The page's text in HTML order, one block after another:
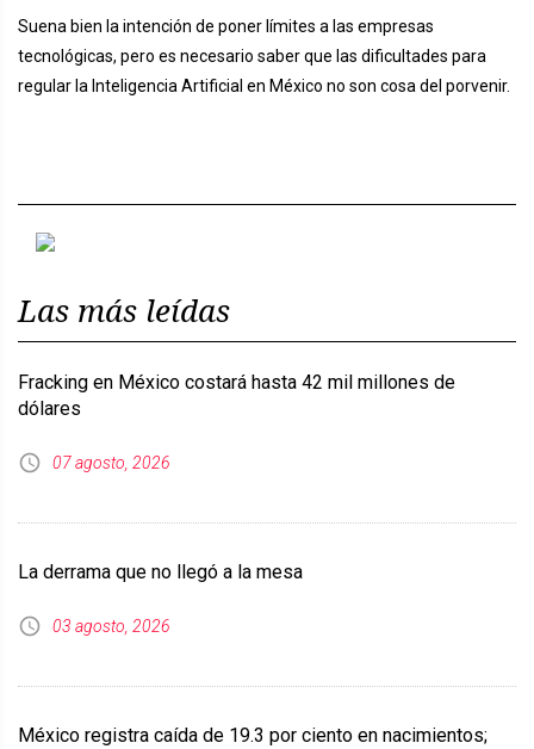
Suena bien la intención de poner límites a las empresas
tecnológicas, pero es necesario saber que las dificultades para
regular la Inteligencia Artificial en México no son cosa del porvenir.
Las más leídas
Fracking en México costará hasta 42 mil millones de
dólares
07 agosto, 2026
La derrama que no llegó a la mesa
03 agosto, 2026
México registra caída de 19.3 por ciento en nacimientos;